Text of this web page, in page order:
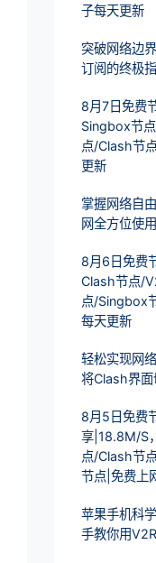
子每天更新
突破网络边
订阅的终极
8月7日免费
Singbox节
点/Clash节
更新
掌握网络自
网全方位使
8月6日免费
Clash节点/
点/Singbox
每天更新
轻松实现网
将Clash界面
8月5日免费
享|18.8M/S
点/Clash节
节点|免费上
苹果手机科
手教你用